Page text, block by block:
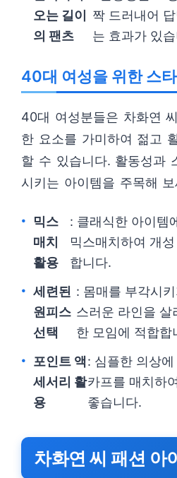
오는 길이
의 팬츠
짝 드러내어
는 효과가 있
40대 여성을 위한 스
40대 여성분들은 차화연
한 요소를 가미하여 젊고
할 수 있습니다. 활동성과
시키는 아이템을 주목해 보
믹스
매치
활용
: 클래식한 아이템
믹스매치하여 개
합니다.
세련된
원피스
선택
: 몸매를 부각시
스러운 라인을 살
한 모임에 적합합
포인트 액
세서리 활
용
: 심플한 의상
카프를 매치하
좋습니다.
차화연 씨 패션 아